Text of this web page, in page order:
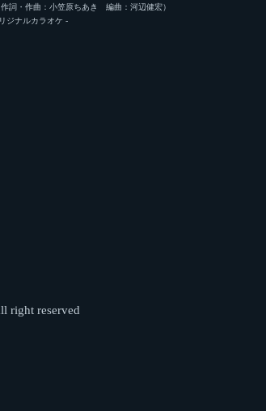
作詞・作曲：小笠原ちあき 編曲：河辺健宏）
ジナルカラオケ -
right reserved